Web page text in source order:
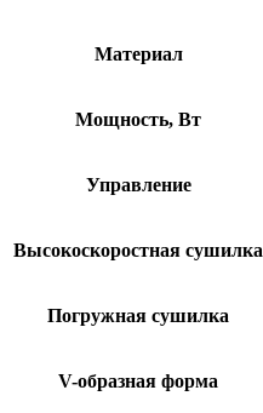
Материал
Мощность, Вт
Управление
Высокоскоростная сушилка
Погружная сушилка
V-образная форма